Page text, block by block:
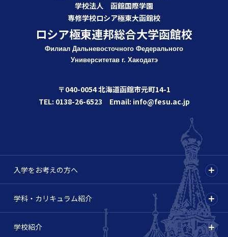
学校法人 函館国際学園
専修学校ロシア極東大函館校
ロシア極東連邦総合大学函館校
Филиал Дальневосточного Федерального
Университетав г. Хакодатэ
〒040-0054 北海道函館市元町14-1
TEL: 0138-26-6523 Email: info@fesu.ac.jp
入学をお考えの方へ
学科・カリキュラム紹介
学校紹介